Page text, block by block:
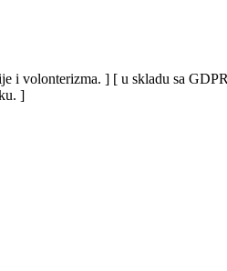
i volonterizma. ] [ u skladu sa
]